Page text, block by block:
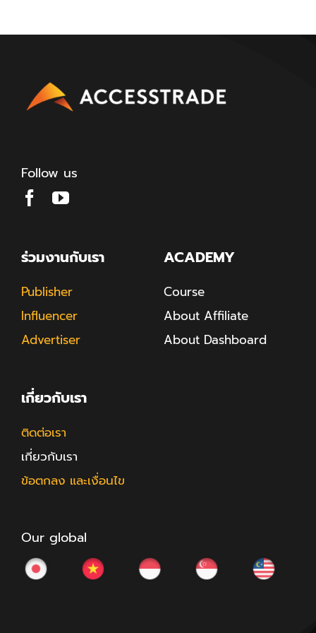
Follow us
ร่วมงานกับเรา
Publisher
Influencer
Advertiser
ACADEMY
Course
About Affiliate
About Dashboard
เกี่ยวกับเรา
ติดต่อเรา
เกี่ยวกับเรา
ข้อตกลง และเงื่อนไข
Our global